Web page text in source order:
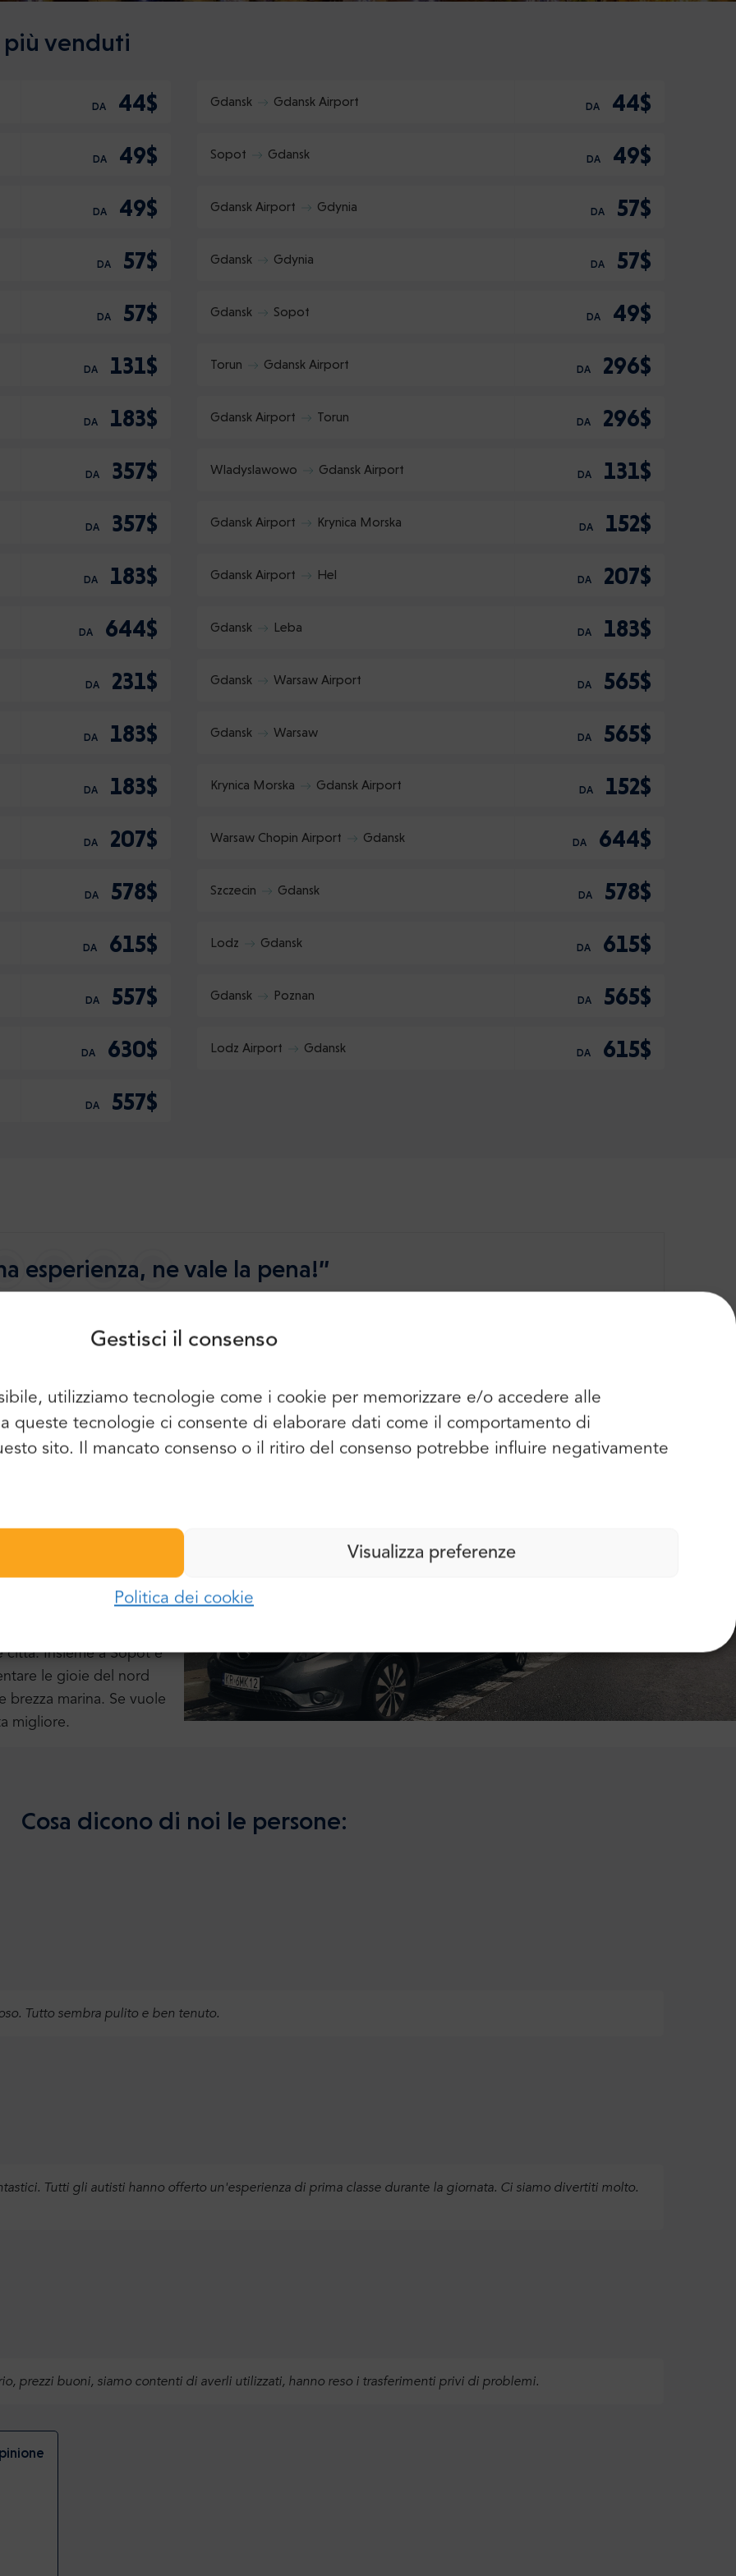
Gestisci il consenso
utilizziamo tecnologie come i cookie per memorizzare e/o accedere alle
queste tecnologie ci consente di elaborare dati come il comportamento di
sito. Il mancato consenso o il ritiro del consenso potrebbe influire negativamente
Visualizza preferenze
Politica dei cookie
venduti
DA 44$ Gdansk Gdansk Airport DA 44$
DA 49$ Sopot Gdansk DA 49$
DA 49$ Gdansk Airport Gdynia DA 57$
DA 57$ Gdansk Gdynia DA 57$
DA 57$ Gdansk Sopot DA 49$
DA 131$ Torun Gdansk Airport DA 296$
DA 183$ Gdansk Airport Torun DA 296$
DA 357$ Wladyslawowo Gdansk Airport DA 131$
DA 357$ Gdansk Airport Krynica Morska DA 152$
DA 183$ Gdansk Airport Hel DA 207$
DA 644$ Gdansk Leba DA 183$
DA 231$ Gdansk Warsaw Airport DA 565$
DA 183$ Gdansk Warsaw DA 565$
DA 183$ Krynica Morska Gdansk Airport DA 152$
DA 207$ Warsaw Chopin Airport Gdansk DA 644$
DA 578$ Szczecin Gdansk DA 578$
DA 615$ Lodz Gdansk DA 615$
DA 557$ Gdansk Poznan DA 565$
DA 630$ Lodz Airport Gdansk DA 615$
DA 557$
esperienza, ne vale la pena!”
si erge
della Polonia, nel
anche come
città. Insieme a Sopot e
le gioie del nord
brezza marina. Se vuole
migliore.
Cosa dicono di noi le persone:
Tutto sembra pulito e ben tenuto.
Tutti gli autisti hanno offerto un'esperienza di prima classe durante la giornata. Ci siamo divertiti molto.
prezzi buoni, siamo contenti di averli utilizzati, hanno reso i trasferimenti privi di problemi.
Continuare a utilizzare i seguenti
È possibile utilizzare anche l'e-mail e
la password:
Hai dimenticato la password?
Nome: